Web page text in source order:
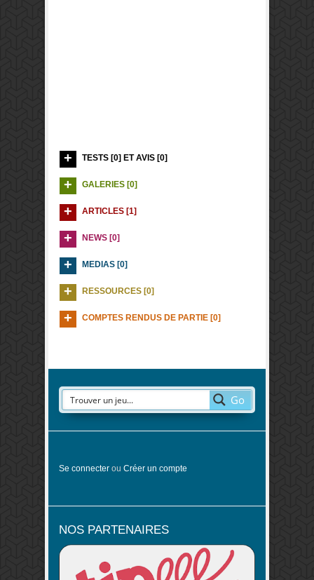
TESTS [0] ET AVIS [0]
GALERIES [0]
ARTICLES [1]
NEWS [0]
MEDIAS [0]
RESSOURCES [0]
COMPTES RENDUS DE PARTIE [0]
Go
Se connecter ou Créer un compte
NOS PARTENAIRES